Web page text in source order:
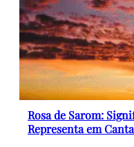
Rosa de Sarom:
Representa em